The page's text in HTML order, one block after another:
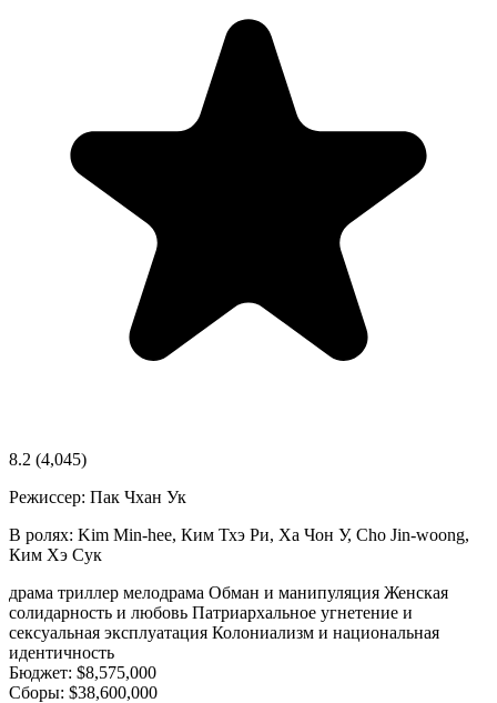
8.2 (4,045)
Режиссер: Пак Чхан Ук
В ролях: Kim Min-hee, Ким Тхэ Ри, Ха Чон У, Cho Jin-woong,
Ким Хэ Сук
драма триллер мелодрама Обман и манипуляция Женская
солидарность и любовь Патриархальное угнетение и
сексуальная эксплуатация Колониализм и национальная
идентичность
Бюджет: $8,575,000
Сборы: $38,600,000